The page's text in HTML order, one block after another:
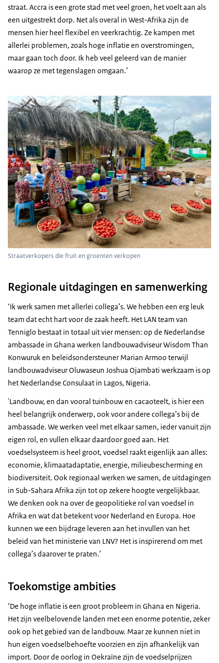
straat. Accra is een grote stad met veel groen, het voelt aan als
een uitgestrekt dorp. Net als overal in West-Afrika zijn de
mensen hier heel flexibel en veerkrachtig. Ze kampen met
allerlei problemen, zoals hoge inflatie en overstromingen,
maar gaan toch door. Ik heb veel geleerd van de manier
waarop ze met tegenslagen omgaan.’
Straatverkopers die fruit en groenten verkopen
Regionale uitdagingen en samenwerking
‘Ik werk samen met allerlei collega’s. We hebben een erg leuk
team dat echt hart voor de zaak heeft. Het LAN team van
Tenniglo bestaat in totaal uit vier mensen: op de Nederlandse
ambassade in Ghana werken landbouwadviseur Wisdom Than
Konwuruk en beleidsondersteuner Marian Armoo terwijl
landbouwadviseur Oluwaseun Joshua Ojambati werkzaam is op
het Nederlandse Consulaat in Lagos, Nigeria.
'Landbouw, en dan vooral tuinbouw en cacaoteelt, is hier een
heel belangrijk onderwerp, ook voor andere collega’s bij de
ambassade. We werken veel met elkaar samen, ieder vanuit zijn
eigen rol, en vullen elkaar daardoor goed aan. Het
voedselsysteem is heel groot, voedsel raakt eigenlijk aan alles:
economie, klimaatadaptatie, energie, milieubescherming en
biodiversiteit. Ook regionaal werken we samen, de uitdagingen
in Sub-Sahara Afrika zijn tot op zekere hoogte vergelijkbaar.
We denken ook na over de geopolitieke rol van voedsel in
Afrika en wat dat betekent voor Nederland en Europa. Hoe
kunnen we een bijdrage leveren aan het invullen van het
beleid van het ministerie van LNV? Het is inspirerend om met
collega’s daarover te praten.’
Toekomstige ambities
‘De hoge inflatie is een groot probleem in Ghana en Nigeria.
Het zijn veelbelovende landen met een enorme potentie, zeker
ook op het gebied van de landbouw. Maar ze kunnen niet in
hun eigen voedselbehoefte voorzien en zijn afhankelijk van
import. Door de oorlog in Oekraïne zijn de voedselprijzen